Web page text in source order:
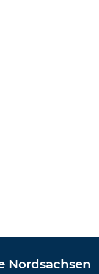
Nordsachsen